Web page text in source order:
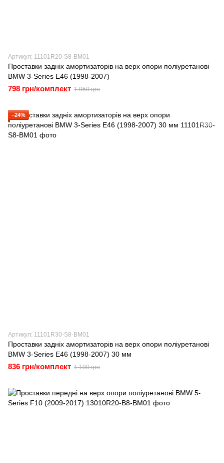
Артикул: 11101R20-S8-BM01
Проставки задніх амортизаторів на верх опори поліуретанові
BMW 3-Series E46 (1998-2007)
798 грн/комплект 1 050 грн
−24%
Артикул: 11101R30-S8-BM01
Проставки задніх амортизаторів на верх опори поліуретанові
BMW 3-Series E46 (1998-2007) 30 мм
836 грн/комплект 1 100 грн